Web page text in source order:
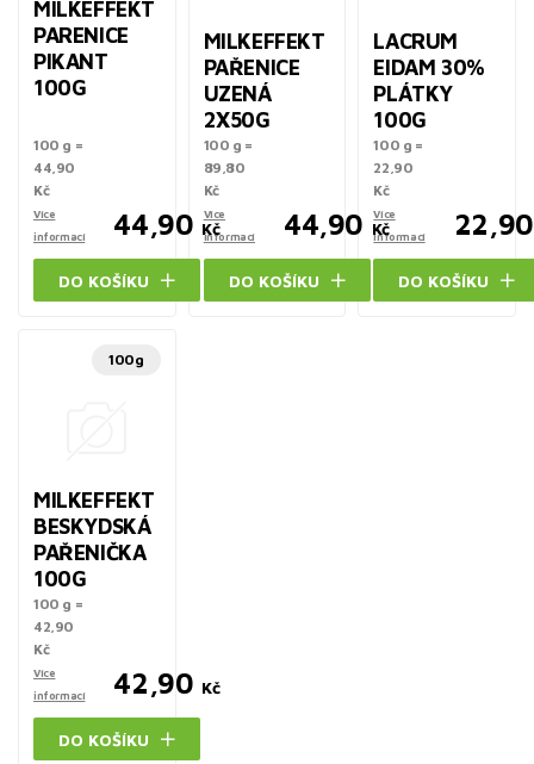
MILKEFFEKT
PARENICE
PIKANT
100G
100 g =
44,90
Kč
Více
informací
44,90 Kč
DO KOŠÍKU
MILKEFFEKT
PAŘENICE
UZENÁ
2X50G
100 g =
89,80
Kč
Více
informací
44,90 Kč
DO KOŠÍKU
LACRUM
EIDAM 30%
PLÁTKY
100G
100 g =
22,90
Kč
Více
informací
22,90
DO KOŠÍKU
100g
MILKEFFEKT
BESKYDSKÁ
PAŘENIČKA
100G
100 g =
42,90
Kč
Více
informací
42,90 Kč
DO KOŠÍKU